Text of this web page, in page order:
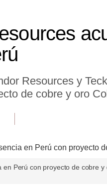
Resources y
de cobre y oro
Perú con proyecto de cobre y